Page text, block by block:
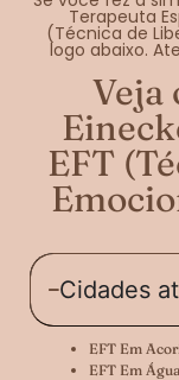
Terapeuta
(Técnica de
logo abaixo.
Veja
EFT
Cidades
EFT Em
EFT Em